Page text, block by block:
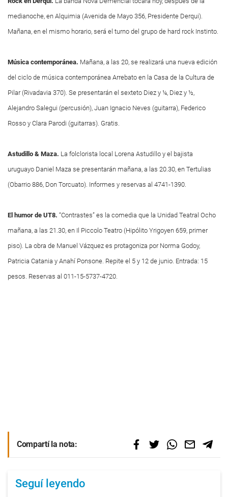
medianoche, en Alquimia (Avenida de Mayo 356, Presidente Derqui).
Mañana, en el mismo horario, será el turno del grupo de hard rock Instinto.
Música contemporánea. Mañana, a las 20, se realizará una nueva edición
del ciclo de música contemporánea Arrebato en la Casa de la Cultura de
Pilar (Rivadavia 370). Se presentarán el sexteto Diez y ¼, Diez y ½,
Alejandro Salegui (percusión), Juan Ignacio Neves (guitarra), Federico
Rosso y Clara Parodi (guitarras). Gratis.
Astudillo & Maza. La folclorista local Lorena Astudillo y el bajista
uruguayo Daniel Maza se presentarán mañana, a las 20.30, en Tertulias
(Obarrio 886, Don Torcuato). Informes y reservas al 4741-1390.
El humor de UT8. “Contrastes” es la comedia que la Unidad Teatral Ocho
mañana, a las 21.30, en Il Piccolo Teatro (Hipólito Yrigoyen 659, primer
piso). La obra de Manuel Vázquez es protagoniza por Norma Godoy,
Patricia Catania y Anahí Ponsone. Repite el 5 y 12 de junio. Entrada: 15
pesos. Reservas al 011-15-5737-4720.
Compartí la nota:
Seguí leyendo